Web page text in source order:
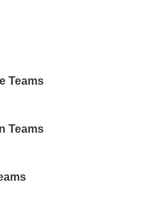
Teams
Teams